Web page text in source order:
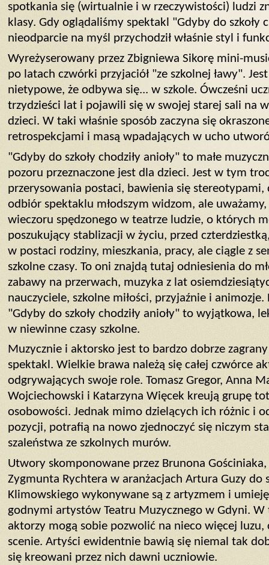
spotkania się (wirtualnie i w rzeczywistości) ludzi
klasy. Gdy oglądaliśmy spektakl "Gdyby do szkoły
nieodparcie na myśl przychodził właśnie styl i
Wyreżyserowany przez Zbigniewa Sikorę mini-
po latach czwórki przyjaciół "ze szkolnej ławy".
nietypowe, że odbywa się... w szkole. Ówcześni
trzydzieści lat i pojawili się w swojej starej sali na
dzieci. W taki właśnie sposób zaczyna się
retrospekcjami i masą wpadających w ucho
"Gdyby do szkoły chodziły anioły" to małe
pozoru przeznaczone jest dla dzieci. Jest w tym
przerysowania postaci, bawienia się stereotypami,
odbiór spektaklu młodszym widzom, ale
wieczoru spędzonego w teatrze ludzie, o których
poszukujący stablizacji w życiu, przed
w postaci rodziny, mieszkania, pracy, ale ciągle z
szkolne czasy. To oni znajdą tutaj odniesienia do
zabawy na przerwach, muzyka z lat
nauczyciele, szkolne miłości, przyjaźnie i
"Gdyby do szkoły chodziły anioły" to wyjątkowa,
w niewinne czasy szkolne.
Muzycznie i aktorsko jest to bardzo dobrze
spektakl. Wielkie brawa należą się całej czwórce
odgrywających swoje role. Tomasz Gregor, Anna
Wojciechowski i Katarzyna Więcek kreują grupę
osobowości. Jednak mimo dzielących ich różnic i
pozycji, potrafią na nowo zjednoczyć się niczym
szaleństwa ze szkolnych murów.
Utwory skomponowane przez Brunona Gościniaka,
Zygmunta Rychtera w aranżacjach Artura Guzy do
Klimowskiego wykonywane są z artyzmem i
godnymi artystów Teatru Muzycznego w Gdyni.
aktorzy mogą sobie pozwolić na nieco więcej luzu,
scenie. Artyści ewidentnie bawią się niemal tak
się kreowani przez nich dawni uczniowie.